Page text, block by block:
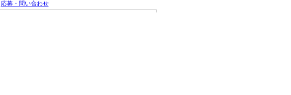
応募・問い合わせ